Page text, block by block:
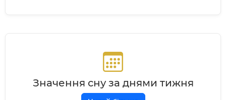
Значення сну за днями тижня